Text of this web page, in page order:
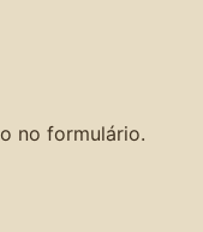
no formulário.